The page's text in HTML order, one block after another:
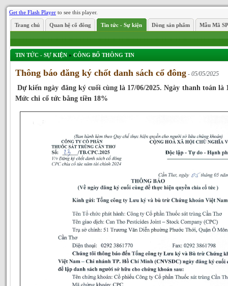
Get the Flash Player to see this player.
Trang chủ Quan hệ cổ đông Tin tức - Sự kiện Dòng sản phẩm Mẫu Mã SP
TIN TỨC - SỰ KIỆN » CÔNG BỐ THÔNG TIN
Thông báo đăng ký chốt danh sách cổ đông - 05/05/2025
Dự kiến ngày đăng ký cuối cùng là 17/06/2025. Ngày thanh toán là
Mức chi cổ tức bằng tiền 18%